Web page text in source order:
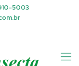
5003